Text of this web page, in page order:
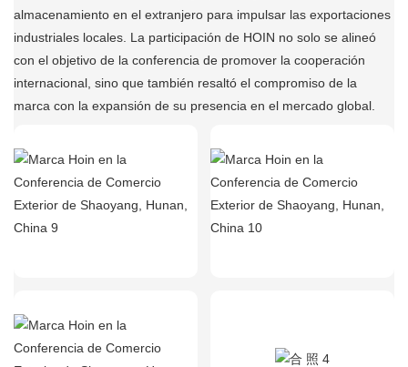
almacenamiento en el extranjero para impulsar las exportaciones
industriales locales. La participación de HOIN no solo se alineó
con el objetivo de la conferencia de promover la cooperación
internacional, sino que también resaltó el compromiso de la
marca con la expansión de su presencia en el mercado global.